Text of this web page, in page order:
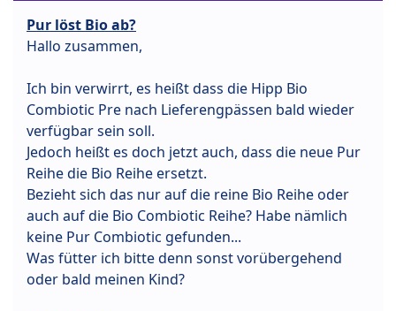
Pur löst Bio ab?
Hallo zusammen,
Ich bin verwirrt, es heißt dass die Hipp Bio
Combiotic Pre nach Lieferengpässen bald wieder
verfügbar sein soll.
Jedoch heißt es doch jetzt auch, dass die neue Pur
Reihe die Bio Reihe ersetzt.
Bezieht sich das nur auf die reine Bio Reihe oder
auch auf die Bio Combiotic Reihe? Habe nämlich
keine Pur Combiotic gefunden...
Was fütter ich bitte denn sonst vorübergehend
oder bald meinen Kind?